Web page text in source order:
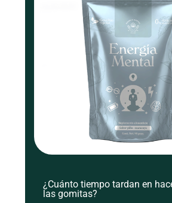
¿Cuánto tiempo tardan en
las gomitas?